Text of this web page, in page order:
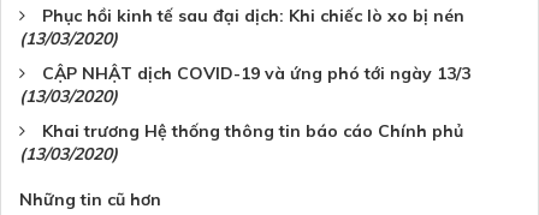
Phục hồi kinh tế sau đại dịch: Khi chiếc lò xo bị nén
(13/03/2020)
CẬP NHẬT dịch COVID-19 và ứng phó tới ngày 13/3
(13/03/2020)
Khai trương Hệ thống thông tin báo cáo Chính phủ
(13/03/2020)
Những tin cũ hơn